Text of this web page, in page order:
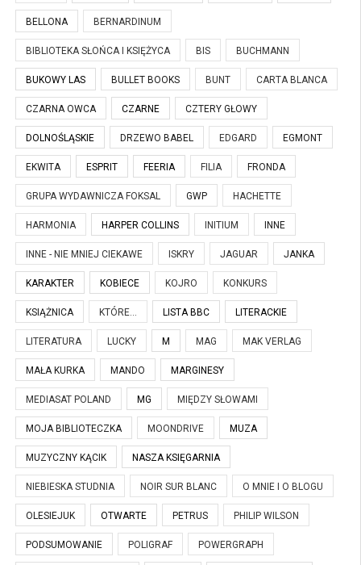
BELLONA BERNARDINUM
BIBLIOTEKA SŁOŃCA I KSIĘŻYCA BIS BUCHMANN
BUKOWY LAS BULLET BOOKS BUNT CARTA BLANCA
CZARNA OWCA CZARNE CZTERY GŁOWY
DOLNOŚLĄSKIE DRZEWO BABEL EDGARD EGMONT
EKWITA ESPRIT FEERIA FILIA FRONDA
GRUPA WYDAWNICZA FOKSAL GWP HACHETTE
HARMONIA HARPER COLLINS INITIUM INNE
INNE - NIE MNIEJ CIEKAWE ISKRY JAGUAR JANKA
KARAKTER KOBIECE KOJRO KONKURS
KSIĄŻNICA KTÓRE... LISTA BBC LITERACKIE
LITERATURA LUCKY M MAG MAK VERLAG
MAŁA KURKA MANDO MARGINESY
MEDIASAT POLAND MG MIĘDZY SŁOWAMI
MOJA BIBLIOTECZKA MOONDRIVE MUZA
MUZYCZNY KĄCIK NASZA KSIĘGARNIA
NIEBIESKA STUDNIA NOIR SUR BLANC O MNIE I O BLOGU
OLESIEJUK OTWARTE PETRUS PHILIP WILSON
PODSUMOWANIE POLIGRAF POWERGRAPH